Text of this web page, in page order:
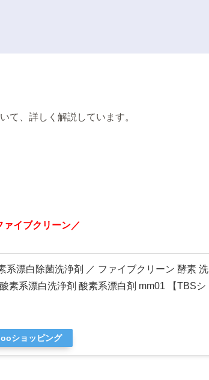
て、詳しく解説しています。
ァイブクリーン／
系漂白除菌洗浄剤 ／ ファイブクリーン 酵素 洗
素系漂白洗浄剤 酸素系漂白剤 mm01 【TBSシ
ショッピング